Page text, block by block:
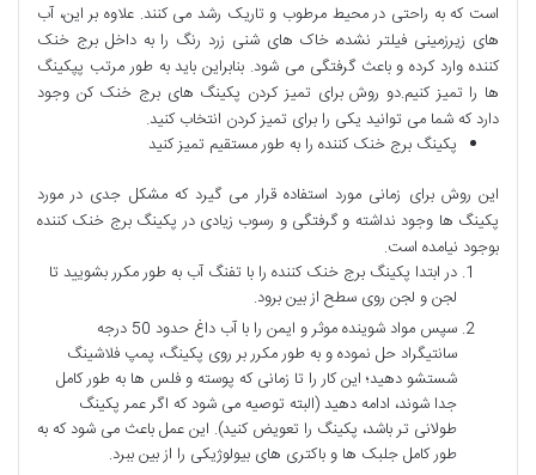
است که به راحتی در محیط مرطوب و تاریک رشد می کنند. علاوه بر این، آب
های زیرزمینی فیلتر نشده، خاک های شنی زرد رنگ را به داخل برج خنک
کننده وارد کرده و باعث گرفتگی می شود. بنابراین باید به طور مرتب پپکینگ
ها را تمیز کنیم.دو روش برای تمیز کردن پکینگ های برج خنک کن وجود
دارد که شما می توانید یکی را برای تمیز کردن انتخاب کنید.
پکینگ برج خنک کننده را به طور مستقیم تمیز کنید
این روش برای زمانی مورد استفاده قرار می گیرد که مشکل جدی در مورد
پکینگ ها وجود نداشته و گرفتگی و رسوب زیادی در پکینگ برج خنک کننده
بوجود نیامده است.
در ابتدا پکینگ برج خنک کننده را با تفنگ آب به طور مکرر بشویید تا
لجن و لجن روی سطح از بین برود.
سپس مواد شوینده موثر و ایمن را با آب داغ حدود 50 درجه
سانتیگراد حل نموده و به طور مکرر بر روی پکینگ، پمپ فلاشینگ
شستشو دهید؛ این کار را تا زمانی که پوسته و فلس ها به طور کامل
جدا شوند، ادامه دهید (البته توصیه می شود که اگر عمر پکینگ
طولانی تر باشد، پکینگ را تعویض کنید). این عمل باعث می شود که به
طور کامل جلبک ها و باکتری های بیولوژیکی را از بین ببرد.